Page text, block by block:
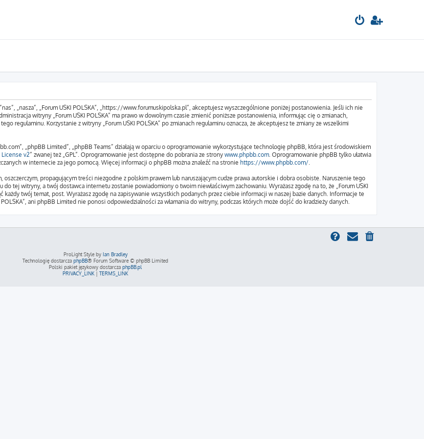
„nasza”, „Forum USKI POLSKA”, „https://www.forumuskipolska.pl”, akceptujesz wyszczególnione poniżej postanowienia. Jeśli ich nie
witryny „Forum USKI POLSKA” ma prawo w dowolnym czasie zmienić poniższe postanowienia, informując cię o zmianach,
regulaminu. Korzystanie z witryny „Forum USKI POLSKA” po zmianach regulaminu oznacza, że akceptujesz te zmiany ze wszelkimi
„phpBB Limited”, „phpBB Teams” działają w oparciu o oprogramowanie wykorzystujące technologię phpBB, która jest środowiskiem
License v2” zwanej też „GPL”. Oprogramowanie jest dostępne do pobrania ze strony www.phpbb.com. Oprogramowanie phpBB tylko ułatwia
w internecie za jego pomocą. Więcej informacji o phpBB można znaleźć na stronie https://www.phpbb.com/.
propagującym treści niezgodne z polskim prawem lub naruszającym cudze prawa autorskie i dobra osobiste. Naruszenie tego
tej witryny, a twój dostawca internetu zostanie powiadomiony o twoim niewłaściwym zachowaniu. Wyrażasz zgodę na to, że „Forum USKI
każdy twój temat, post. Wyrażasz zgodę na zapisywanie wszystkich podanych przez ciebie informacji w naszej bazie danych. Informacje te
ani phpBB Limited nie ponosi odpowiedzialności za włamania do witryny, podczas których może dojść do kradzieży danych.
ProLight Style by Ian Bradley
Technologię dostarcza phpBB® Forum Software © phpBB Limited
Polski pakiet językowy dostarcza phpBB.pl
PRIVACY_LINK | TERMS_LINK